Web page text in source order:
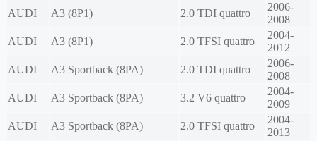
AUDI
A3 (8P1) 2.0 TDI quattro
2006-
2008
AUDI
A3 (8P1) 2.0 TFSI quattro
2004-
2012
AUDI
A3 Sportback (8PA) 2.0 TDI quattro
2006-
2008
AUDI
A3 Sportback (8PA) 3.2 V6 quattro
2004-
2009
AUDI
A3 Sportback (8PA) 2.0 TFSI quattro
2004-
2013